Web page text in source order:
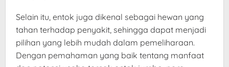
Selain itu, entok juga dikenal sebagai hewan yang
tahan terhadap penyakit, sehingga dapat menjadi
pilihan yang lebih mudah dalam pemeliharaan.
Dengan pemahaman yang baik tentang manfaat